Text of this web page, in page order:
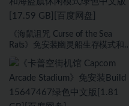
《海鼠诅咒 Curse of the Sea
Rats》免安装幽灵船生存模式和
GB][百度网盘]